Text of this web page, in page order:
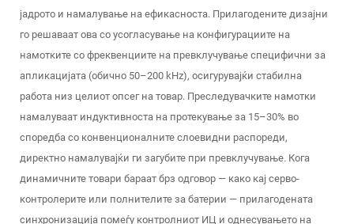
јадрото и намалување на ефикасноста. Прилагодените дизајни
го решаваат ова со усогласување на конфигурациите на
намотките со фреквенциите на превклучување специфични за
апликацијата (обично 50–200 kHz), осигурувајќи стабилна
работа низ целиот опсег на товар. Преследувачките намотки
намалуваат индуктивноста на протекување за 15–30% во
споредба со конвенционалните слоевидни распореди,
директно намалувајќи ги загубите при превклучување. Кога
динамичните товари бараат брз одговор — како кај серво-
контролерите или полнителите за батерии — прилагодената
синхронизација помеѓу контролниот ИЦ и однесувањето на